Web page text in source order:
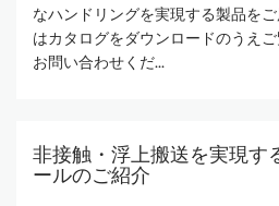
なハンドリングを実現する製品を
はカタログをダウンロードのうえ
お問い合わせくだ...
非接触・浮上搬送を実現す
ールのご紹介